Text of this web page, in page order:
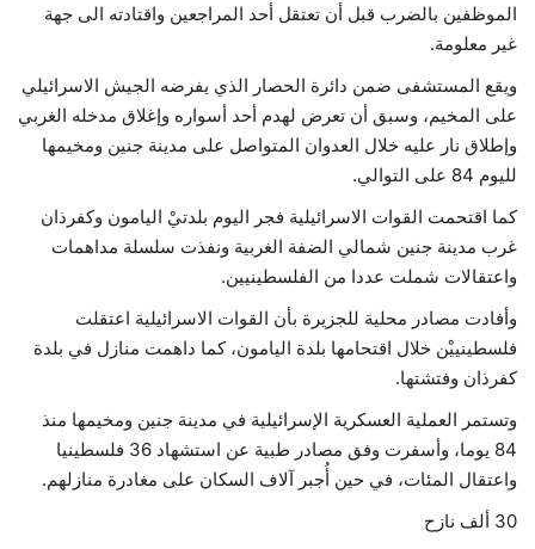
الموظفين بالضرب قبل أن تعتقل أحد المراجعين واقتادته الى جهة
غير معلومة.
ويقع المستشفى ضمن دائرة الحصار الذي يفرضه الجيش الاسرائيلي
على المخيم، وسبق أن تعرض لهدم أحد أسواره وإغلاق مدخله الغربي
وإطلاق نار عليه خلال العدوان المتواصل على مدينة جنين ومخيمها
لليوم 84 على التوالي.
كما اقتحمت القوات الاسرائيلية فجر اليوم بلدتيْ اليامون وكفرذان
غرب مدينة جنين شمالي الضفة الغربية ونفذت سلسلة مداهمات
واعتقالات شملت عددا من الفلسطينيين.
وأفادت مصادر محلية للجزيرة بأن القوات الاسرائيلية اعتقلت
فلسطينييْن خلال اقتحامها بلدة اليامون، كما داهمت منازل في بلدة
كفرذان وفتشتها.
وتستمر العملية العسكرية الإسرائيلية في مدينة جنين ومخيمها منذ
84 يوما، وأسفرت وفق مصادر طبية عن استشهاد 36 فلسطينيا
واعتقال المئات، في حين أُجبر آلاف السكان على مغادرة منازلهم.
30 ألف نازح